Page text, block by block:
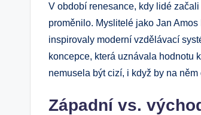
V období renesance, kdy lidé
proměnilo. Myslitelé jako Jan
inspirovaly moderní vzdělávací
koncepce, která uznávala hodnotu
nemusela být cizí, i když by na
Západní vs.